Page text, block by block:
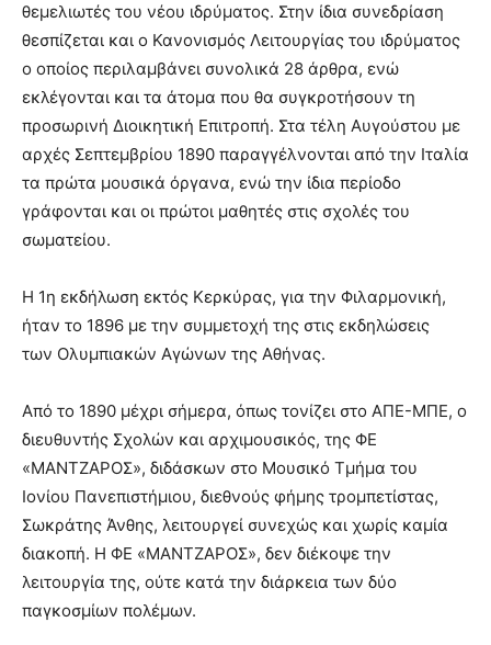
θεμελιωτές του νέου ιδρύματος. Στην ίδια συνεδρίαση
θεσπίζεται και ο Κανονισμός Λειτουργίας του ιδρύματος
ο οποίος περιλαμβάνει συνολικά 28 άρθρα, ενώ
εκλέγονται και τα άτομα που θα συγκροτήσουν τη
προσωρινή Διοικητική Επιτροπή. Στα τέλη Αυγούστου με
αρχές Σεπτεμβρίου 1890 παραγγέλνονται από την Ιταλία
τα πρώτα μουσικά όργανα, ενώ την ίδια περίοδο
γράφονται και οι πρώτοι μαθητές στις σχολές του
σωματείου.
Η 1η εκδήλωση εκτός Κερκύρας, για την Φιλαρμονική,
ήταν το 1896 με την συμμετοχή της στις εκδηλώσεις
των Ολυμπιακών Αγώνων της Αθήνας.
Από το 1890 μέχρι σήμερα, όπως τονίζει στο ΑΠΕ-ΜΠΕ, ο
διευθυντής Σχολών και αρχιμουσικός, της ΦΕ
«ΜΑΝΤΖΑΡΟΣ», διδάσκων στο Μουσικό Τμήμα του
Ιονίου Πανεπιστήμιου, διεθνούς φήμης τρομπετίστας,
Σωκράτης Άνθης, λειτουργεί συνεχώς και χωρίς καμία
διακοπή. Η ΦΕ «ΜΑΝΤΖΑΡΟΣ», δεν διέκοψε την
λειτουργία της, ούτε κατά την διάρκεια των δύο
παγκοσμίων πολέμων.